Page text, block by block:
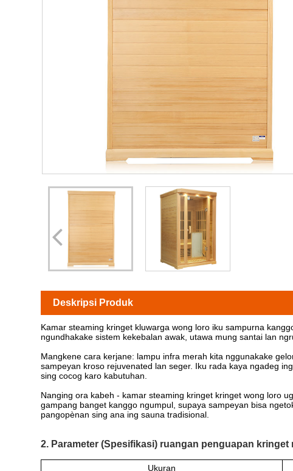
Deskripsi Produk
Kamar steaming kringet kluwarga wong loro iku sampurna
ngundhakake sistem kekebalan awak, utawa mung santai lan
Mangkene cara kerjane: lampu infra merah kita nggunakake
sampeyan kroso rejuvenated lan seger. Iku rada kaya ngadeg
sing cocog karo kabutuhan.
Nanging ora kabeh - kamar steaming kringet kringet wong loro
gampang banget kanggo ngumpul, supaya sampeyan bisa
pangopènan sing ana ing sauna tradisional.
2. Parameter (Spesifikasi) ruangan penguapan
Ukuran